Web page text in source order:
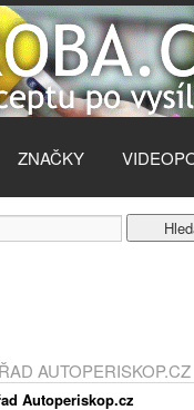
ZNAČKY
AUTOPERISKOP.CZ